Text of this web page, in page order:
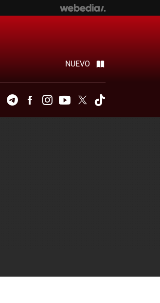
NUEVO
TelegramFacebookInstagramYoutubeTwitter